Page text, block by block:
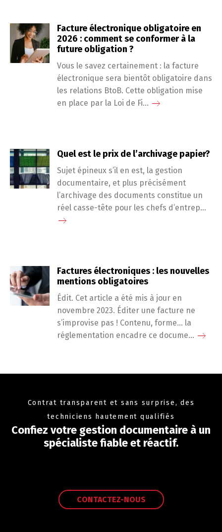
Facture électronique obligatoire en
2026 : comment se conformer à la
future obligation ?
Vous le savez certainement : la facture
électronique sera bientôt obligatoire dans
les relations BtoB. Cette obligation mise
en place par la Loi de Fi...
Quel est le prix de l’archivage papier?
Sujet épineux s’il en est, la gestion
documentaire, et plus précisément
l’archivage des documents constitue un
réel casse-tête pour les chefs d’entrep...
Factures électroniques : les nouvelles
mentions obligatoires
Édit. Cet article a été mis à jour en
novembre 2023. Éditer une facture ne
s’improvise pas ! Contenu, forme… la
réglementation encadre ce docume...
Contrat transparent et sans surprise, des
techniciens hautement qualifiés
Confiez votre gestion documentaire à un
spécialiste fiable et réactif.
CONTACTEZ-NOUS